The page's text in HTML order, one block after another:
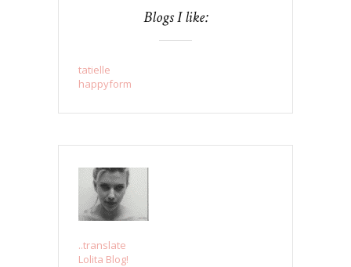
Blogs I like:
tatielle
happyform
..translate
Lolita Blog!